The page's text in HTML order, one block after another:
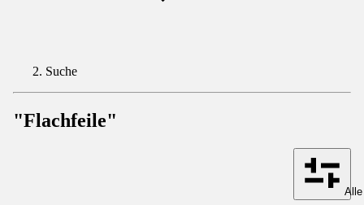
Suche
"Flachfeile"